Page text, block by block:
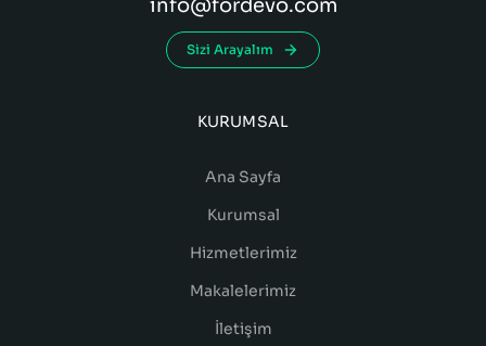
info@fordevo.com
Sizi Arayalım
KURUMSAL
Ana Sayfa
Kurumsal
Hizmetlerimiz
Makalelerimiz
İletişim